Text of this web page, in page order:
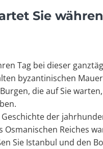
Sie
Tag bei dieser
byzantinischen
die auf Sie
Geschichte der
Osmanischen Reiches
Sie Istanbul und den